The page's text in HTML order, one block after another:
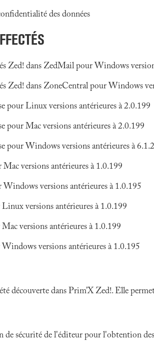
des données
Zed! dans ZedMail pour Windows
Zed! dans ZoneCentral pour Windows
pour Linux versions antérieures à 2.0.199
pour Mac versions antérieures à 2.0.199
pour Windows versions antérieures à
Mac versions antérieures à 1.0.199
Windows versions antérieures à 1.0.195
versions antérieures à 1.0.199
versions antérieures à 1.0.199
versions antérieures à 1.0.195
découverte dans Prim’X Zed!. Elle
de sécurité de l'éditeur pour l'obtention